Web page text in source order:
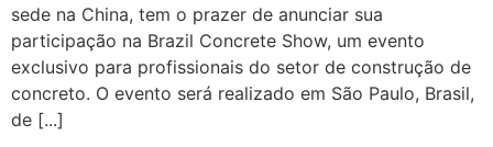
sede na China, tem o prazer de anunciar sua
participação na Brazil Concrete Show, um evento
exclusivo para profissionais do setor de construção de
concreto. O evento será realizado em São Paulo, Brasil,
de [...]